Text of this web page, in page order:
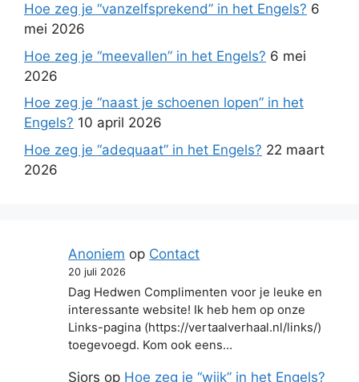
Hoe zeg je “vanzelfsprekend” in het Engels? 6
mei 2026
Hoe zeg je “meevallen” in het Engels? 6 mei
2026
Hoe zeg je “naast je schoenen lopen” in het
Engels? 10 april 2026
Hoe zeg je “adequaat” in het Engels? 22 maart
2026
Anoniem op Contact
20 juli 2026
Dag Hedwen Complimenten voor je leuke en
interessante website! Ik heb hem op onze
Links-pagina (https://vertaalverhaal.nl/links/)
toegevoegd. Kom ook eens…
Sjors op Hoe zeg je “wijk” in het Engels?